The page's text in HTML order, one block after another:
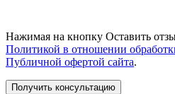
Нажимая на кнопку Оставить
Политикой в отношении
Публичной офертой сайта.